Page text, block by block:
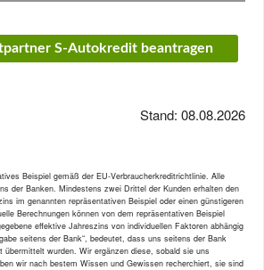
S-Autokredit beantragen
Stand: 08.08.2026
Beispiel gemäß der EU-Verbraucherkreditrichtlinie. Alle
der Banken. Mindestens zwei Drittel der Kunden erhalten den
im genannten repräsentativen Beispiel oder einen günstigeren
Berechnungen können von dem repräsentativen Beispiel
effektive Jahreszins von individuellen Faktoren abhängig
seitens der Bank“, bedeutet, dass uns seitens der Bank
übermittelt wurden. Wir ergänzen diese, sobald sie uns
wir nach bestem Wissen und Gewissen recherchiert, sie sind